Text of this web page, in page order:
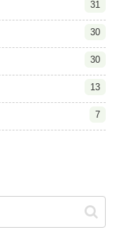
31
30
30
13
7